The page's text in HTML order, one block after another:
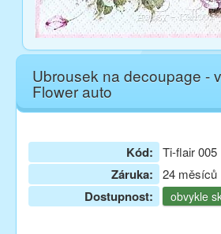
Ubrousek na decoupage -
Flower auto
Kód: Ti-flair 005
Záruka: 24 měsíců
Dostupnost: obvykle